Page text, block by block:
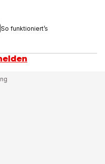
So funktioniert’s